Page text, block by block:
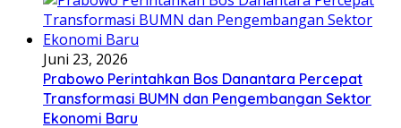
Juni 23, 2026
Prabowo Perintahkan Bos Danantara Percepat
Transformasi BUMN dan Pengembangan Sektor
Ekonomi Baru